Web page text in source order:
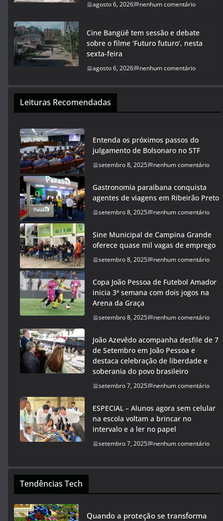
agosto 6, 2026 nenhum comentário
Cine Bangüê tem sessão e debate
sobre o filme ‘Futuro futuro’, nesta
sexta-feira
agosto 6, 2026 nenhum comentário
Leituras Recomendadas
Entenda os próximos passos do
julgamento de Bolsonaro no STF
setembro 8, 2025 nenhum comentário
Gastronomia paraibana conquista
agentes de viagens em Ribeirão Preto
setembro 8, 2025 nenhum comentário
Sine Municipal de Campina Grande
oferece quase mil vagas de emprego
setembro 8, 2025 nenhum comentário
Copa João Pessoa de Futebol Amador
inicia 3ª semana com dois jogos na
Arena da Graça
setembro 8, 2025 nenhum comentário
João Azevêdo acompanha desfile de 7
de Setembro em João Pessoa e
destaca celebração de liberdade e
soberania do povo brasileiro
setembro 7, 2025 nenhum comentário
ESPECIAL – Alunos agora sem celular
na escola voltam a brincar no
intervalo e a ler no papel
setembro 7, 2025 nenhum comentário
Tendências Tech
Quando a proteção se transforma